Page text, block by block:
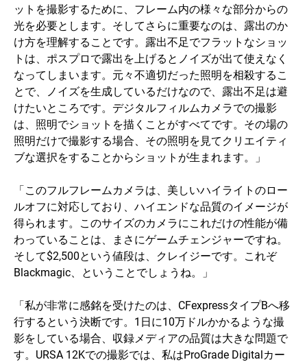
ットを撮影するために、フレーム内の様々な部分からの
光を必要とします。そしてさらに重要なのは、露出のか
け方を理解することです。露出不足でフラットなショッ
トは、ポスプロで露出を上げるとノイズが出て使えなく
なってしまいます。元々不適切だった照明を相殺するこ
とで、ノイズを生成しているだけなので、露出不足は避
けたいところです。デジタルフィルムカメラでの撮影
は、照明でショットを描くことがすべてです。その場の
照明だけで撮影する場合、その照明を見てクリエイティ
ブな選択をすることからショットが生まれます。」
「このフルフレームカメラは、美しいハイライトのロー
ルオフに対応しており、ハイエンドな品質のイメージが
得られます。このサイズのカメラにこれだけの性能が備
わっていることは、まさにゲームチェンジャーですね。
そして$2,500という値段は、クレイジーです。これぞ
Blackmagic、ということでしょうね。」
「私が非常に感銘を受けたのは、CFexpressタイプBへ移
行するという決断です。1日に10万ドルかかるような撮
影をしている場合、収録メディアの品質は大きな問題で
す。URSA 12Kでの撮影では、私はProGrade Digitalカー